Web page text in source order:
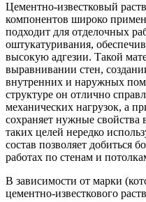
Цементно-известковый
компонентов широко
подходит для отделочных
оштукатуривания,
высокую адгезии. Такой
выравнивании стен,
внутренних и наружных
структуре он отлично
механических нагрузок, а
сохраняет нужные свойства
таких целей нередко
состав позволяет добиться
работах по стенам и
В зависимости от марки
цементно-известкового